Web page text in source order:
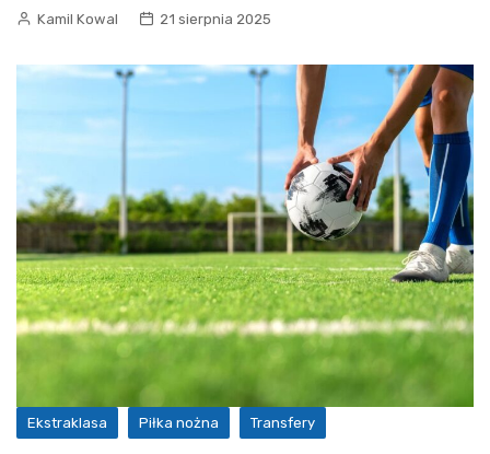
Kamil Kowal 21 sierpnia 2025
Ekstraklasa Piłka nożna Transfery